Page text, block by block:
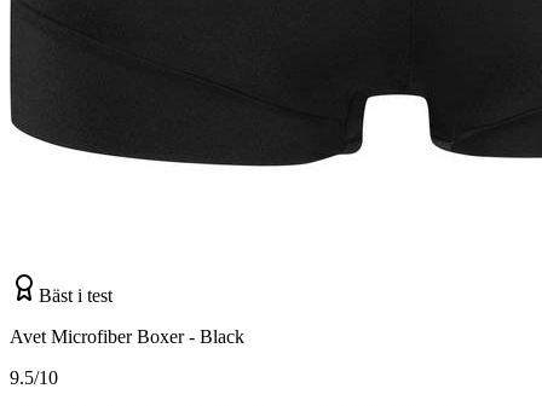
Bäst i test
Avet Microfiber Boxer - Black
9.5/10